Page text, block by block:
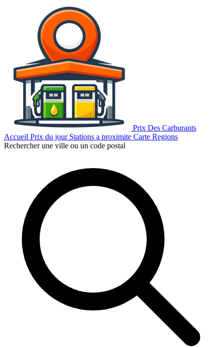
Prix Des Carburants
Accueil Prix du jour Stations a proximite Carte Regions
Rechercher une ville ou un code postal